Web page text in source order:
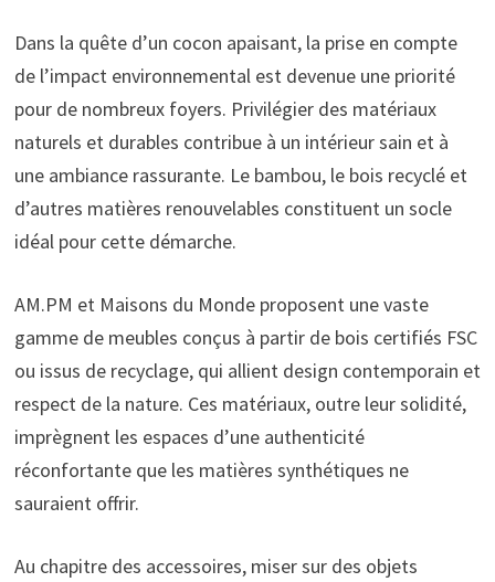
Dans la quête d’un cocon apaisant, la prise en compte
de l’impact environnemental est devenue une priorité
pour de nombreux foyers. Privilégier des matériaux
naturels et durables contribue à un intérieur sain et à
une ambiance rassurante. Le bambou, le bois recyclé et
d’autres matières renouvelables constituent un socle
idéal pour cette démarche.
AM.PM et Maisons du Monde proposent une vaste
gamme de meubles conçus à partir de bois certifiés FSC
ou issus de recyclage, qui allient design contemporain et
respect de la nature. Ces matériaux, outre leur solidité,
imprègnent les espaces d’une authenticité
réconfortante que les matières synthétiques ne
sauraient offrir.
Au chapitre des accessoires, miser sur des objets